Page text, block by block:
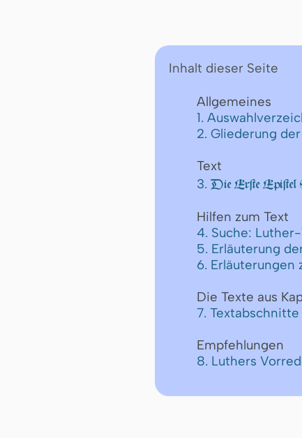
Inhalt dieser Seite
Allgemeines
1.
2. Gliederung
Text
3. Die Erſte Epiſtel
Hilfen zum Text
4. Suche:
5. Erläuterung
6. Erläuterungen
Die Texte aus
7.
Empfehlungen
8. Luthers